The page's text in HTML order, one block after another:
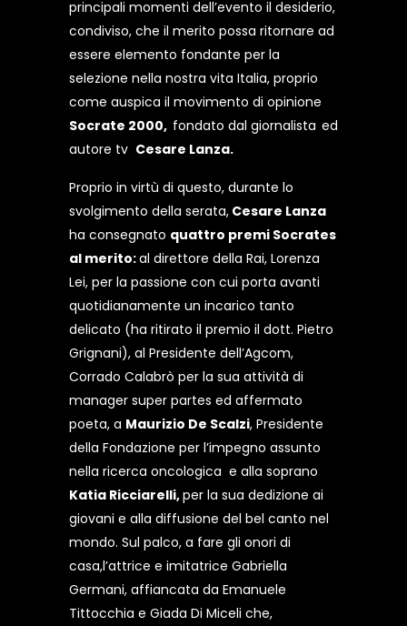
principali momenti dell’evento il desiderio,
condiviso, che il merito possa ritornare ad
essere elemento fondante per la
selezione nella nostra vita Italia, proprio
come auspica il movimento di opinione
Socrate 2000, fondato dal giornalista ed
autore tv Cesare Lanza.
Proprio in virtù di questo, durante lo
svolgimento della serata, Cesare Lanza
ha consegnato quattro premi Socrates
al merito:al direttore della Rai, Lorenza
Lei, per la passione con cui porta avanti
quotidianamente un incarico tanto
delicato (ha ritirato il premio il dott. Pietro
Grignani), al Presidente dell’Agcom,
Corrado Calabrò per la sua attività di
manager super partes ed affermato
poeta, a Maurizio De Scalzi, Presidente
della Fondazione per l’impegno assunto
nella ricerca oncologica e alla soprano
Katia Ricciarelli,per la sua dedizione ai
giovani e alla diffusione del bel canto nel
mondo. Sul palco, a fare gli onori di
casa,l’attrice e imitatrice Gabriella
Germani, affiancata da Emanuele
Tittocchia e Giada Di Miceli che,